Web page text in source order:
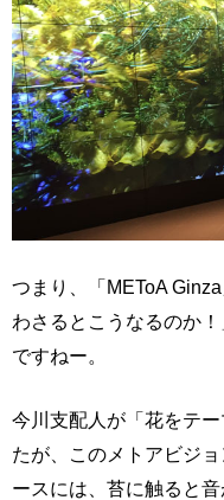
つまり、「METoA
わさるとこうなるのか
ですねー。
今川支配人が「花をテ
たが、このメトアビジ
ースには、苔に触ると